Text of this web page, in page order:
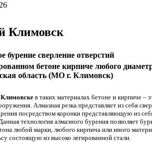
Климовск
бурение сверление отверстий
бетоне кирпиче любого
область (МО г. Климовск)
Климовске в таких материалах бетоне и кирпиче –
Алмазная резка представляет из себя
посредством коронки представляющую из
технология алмазного бурения позволяет
любой марки, любого кирпича или иного
состоящую из высоко легированной стали.